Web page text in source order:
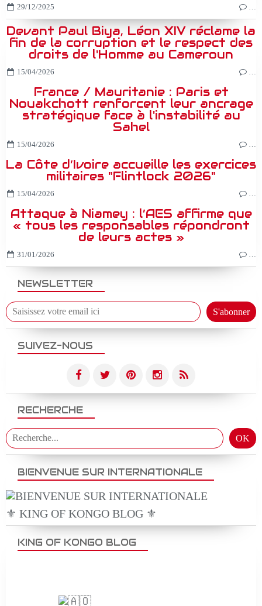
NEWSLETTER
SUIVEZ-NOUS
RECHERCHE
BIENVENUE SUR INTERNATIONALE
⚜️ KING OF KONGO BLOG ⚜️
29/12/2025 …
Devant Paul Biya, Léon XIV réclame la
fin de la corruption et le respect des
droits de l'Homme au Cameroun
15/04/2026 …
France / Mauritanie : Paris et
Nouakchott renforcent leur ancrage
stratégique face à l'instabilité au
Sahel
15/04/2026 …
La Côte d’Ivoire accueille les exercices
militaires "Flintlock 2026"
15/04/2026 …
Attaque à Niamey : l’AES affirme que
« tous les responsables répondront
de leurs actes »
31/01/2026 …
KING OF KONGO BLOG